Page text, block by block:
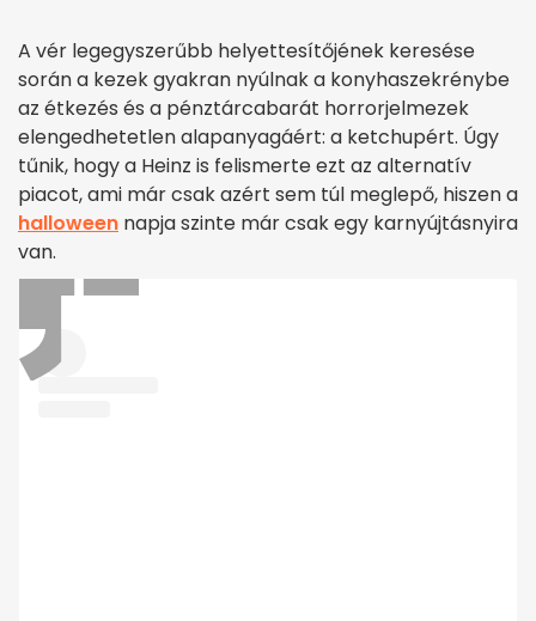
A vér legegyszerűbb helyettesítőjének keresése
során a kezek gyakran nyúlnak a konyhaszekrénybe
az étkezés és a pénztárcabarát horrorjelmezek
elengedhetetlen alapanyagáért: a ketchupért. Úgy
tűnik, hogy a Heinz is felismerte ezt az alternatív
piacot, ami már csak azért sem túl meglepő, hiszen a
halloween napja szinte már csak egy karnyújtásnyira
van.